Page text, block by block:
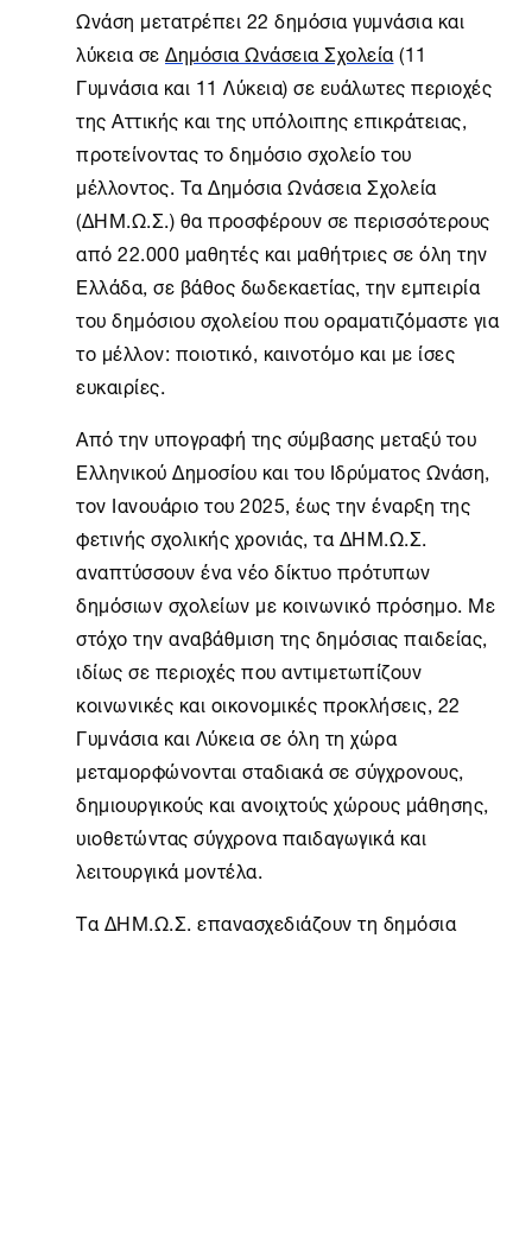
Ωνάση μετατρέπει 22 δημόσια γυμνάσια και
λύκεια σεΔημόσια Ωνάσεια Σχολεία(11
Γυμνάσια και 11 Λύκεια) σε ευάλωτες περιοχές
της Αττικής και της υπόλοιπης επικράτειας,
προτείνοντας το δημόσιο σχολείο του
μέλλοντος. ΤαΔημόσια Ωνάσεια Σχολεία
(ΔΗΜ.Ω.Σ.) θα προσφέρουν σε περισσότερους
από 22.000 μαθητές και μαθήτριες σε όλη την
Ελλάδα, σε βάθος δωδεκαετίας, την εμπειρία
του δημόσιου σχολείου που οραματιζόμαστε για
το μέλλον: ποιοτικό, καινοτόμο και με ίσες
ευκαιρίες.
Από την υπογραφή της σύμβασης μεταξύ του
Ελληνικού Δημοσίου και του Ιδρύματος Ωνάση,
τον Ιανουάριο του 2025, έως την έναρξη της
φετινής σχολικής χρονιάς, τα ΔΗΜ.Ω.Σ.
αναπτύσσουν ένα νέο δίκτυο πρότυπων
δημόσιων σχολείων με κοινωνικό πρόσημο. Με
στόχο την αναβάθμιση της δημόσιας παιδείας,
ιδίως σε περιοχές που αντιμετωπίζουν
κοινωνικές και οικονομικές προκλήσεις, 22
Γυμνάσια και Λύκεια σε όλη τη χώρα
μεταμορφώνονται σταδιακά σε σύγχρονους,
δημιουργικούς και ανοιχτούς χώρους μάθησης,
υιοθετώντας σύγχρονα παιδαγωγικά και
λειτουργικά μοντέλα.
Τα ΔΗΜ.Ω.Σ. επανασχεδιάζουν τη δημόσια